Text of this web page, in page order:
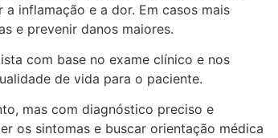
inflamação e a dor. Em casos mais
e prevenir danos maiores.
com base no exame clínico e nos
de vida para o paciente.
mas com diagnóstico preciso e
os sintomas e buscar orientação médica